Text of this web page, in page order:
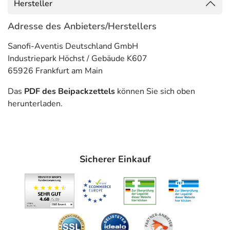
Herzmuskels)
- Thrombosen und Embolien
Gegenanzeigen
Was spricht gegen eine Anwendung?
- Kürzlich zurückliegende relevante Blutungen
- Weniger als 6 Monate zurückliegendem Schlaganfall
oder anderen Blutungen im Schädel-, Hirnbereich
- Erkrankungen im Schädel-, Hirnbereich
- Relevante Blutgerinnungsstörungen
- Magen- oder Darmgeschwüre
Hersteller
Adresse des Anbieters/Herstellers
Sanofi-Aventis Deutschland GmbH
Industriepark Höchst / Gebäude K607
65926 Frankfurt am Main
Das PDF des Beipackzettels können Sie sich oben
herunterladen.
Sicherer Einkauf